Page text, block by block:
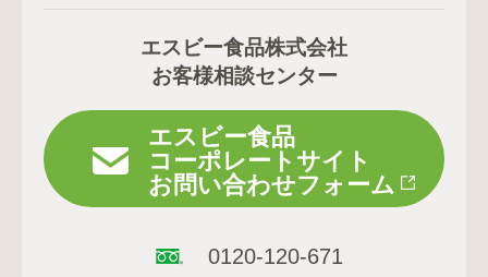
エスビー食品株式会社
お客様相談センター
エスビー食品
コーポレートサイト
お問い合わせフォーム
0120-120-671